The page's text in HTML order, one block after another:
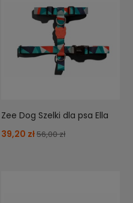
Zee Dog Szelki dla psa Ella
39,20 zł56,00 zł